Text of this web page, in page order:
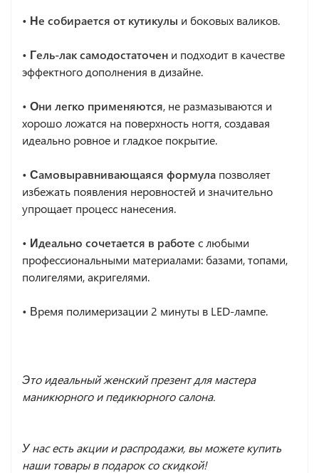
• Не собирается от кутикулы и боковых валиков.
• Гель-лак самодостаточен и подходит в качестве
эффектного дополнения в дизайне.
• Они легко применяются, не размазываются и
хорошо ложатся на поверхность ногтя, создавая
идеально ровное и гладкое покрытие.
• Самовыравнивающаяся формула позволяет
избежать появления неровностей и значительно
упрощает процесс нанесения.
• Идеально сочетается в работе с любыми
профессиональными материалами: базами, топами,
полигелями, акригелями.
• Время полимеризации 2 минуты в LED-лампе.
Это идеальный женский презент для мастера
маникюрного и педикюрного салона.
У нас есть акции и распродажи, вы можете купить
наши товары в подарок со скидкой!